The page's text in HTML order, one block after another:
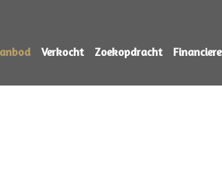
Verkocht Zoekopdracht